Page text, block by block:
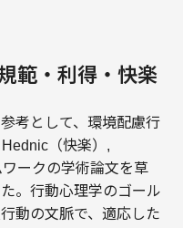
範・利得・快楽
考として、環境配慮行
（快楽）,
ークの学術論文を草
。行動心理学のゴール
動の文脈で、適応した